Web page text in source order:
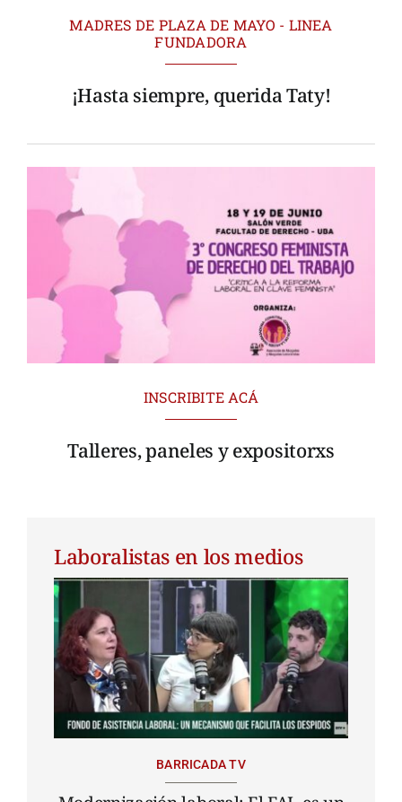
MADRES DE PLAZA DE MAYO - LINEA
FUNDADORA
¡Hasta siempre, querida Taty!
INSCRIBITE ACÁ
Talleres, paneles y expositorxs
Laboralistas en los medios
BARRICADA TV